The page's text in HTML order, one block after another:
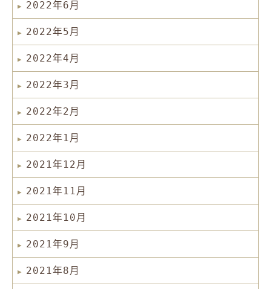
2022年6月
2022年5月
2022年4月
2022年3月
2022年2月
2022年1月
2021年12月
2021年11月
2021年10月
2021年9月
2021年8月